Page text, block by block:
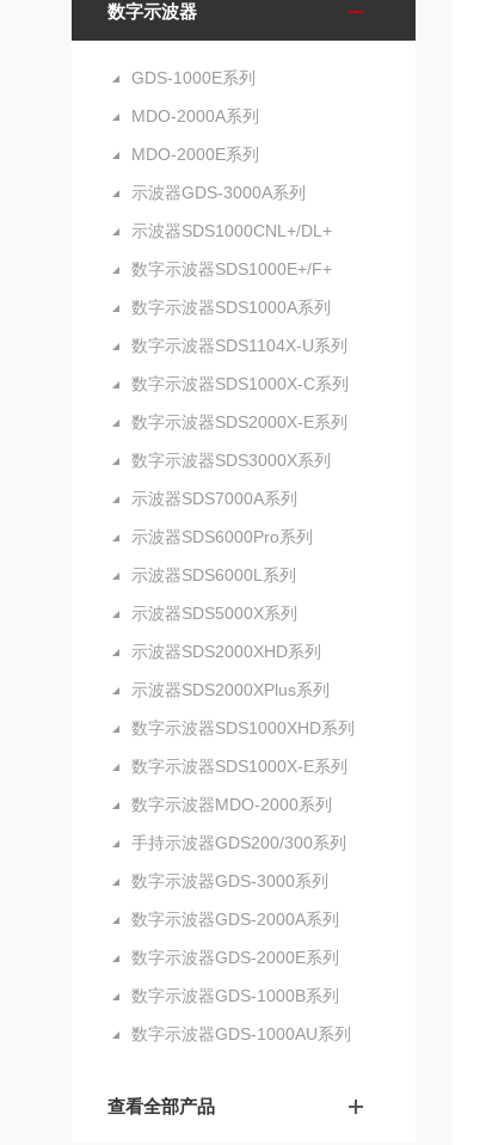
数字示波器
GDS-1000E系列
MDO-2000A系列
MDO-2000E系列
示波器GDS-3000A系列
示波器SDS1000CNL+/DL+
数字示波器SDS1000E+/F+
数字示波器SDS1000A系列
数字示波器SDS1104X-U系列
数字示波器SDS1000X-C系列
数字示波器SDS2000X-E系列
数字示波器SDS3000X系列
示波器SDS7000A系列
示波器SDS6000Pro系列
示波器SDS6000L系列
示波器SDS5000X系列
示波器SDS2000XHD系列
示波器SDS2000XPlus系列
数字示波器SDS1000XHD系列
数字示波器SDS1000X-E系列
数字示波器MDO-2000系列
手持示波器GDS200/300系列
数字示波器GDS-3000系列
数字示波器GDS-2000A系列
数字示波器GDS-2000E系列
数字示波器GDS-1000B系列
数字示波器GDS-1000AU系列
查看全部产品